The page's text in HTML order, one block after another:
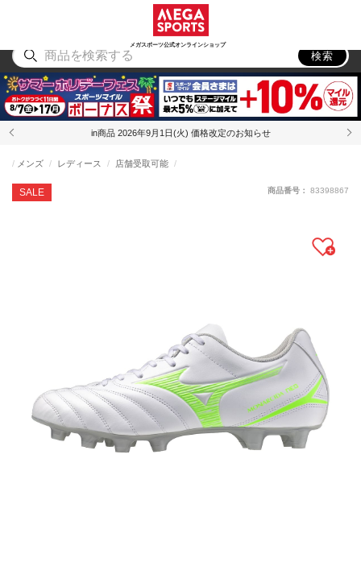
メガスポーツ公式オンラインショップ
アウトドア
検索
in商品 2026年9月1日(火) 価格改定のお知らせ
SALE
メンズ レディース 店舗受取可能
商品番号： 83398867